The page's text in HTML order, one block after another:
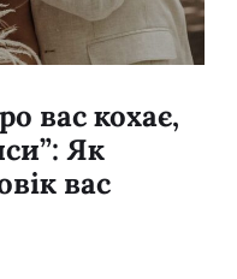
вас кохає,
Як
вас